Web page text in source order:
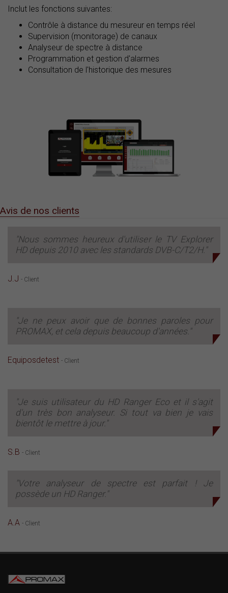
Inclut les fonctions suivantes:
Contrôle à distance du mesureur en temps réel
Supervision (monitorage) de canaux
Analyseur de spectre à distance
Programmation et gestion d'alarmes
Consultation de l'historique des mesures
Avis de nos clients
"Nous sommes heureux d'utiliser le TV Explorer
HD depuis 2010 avec les standards DVB-C/T2/H."
J.J - Client
"Je ne peux avoir que de bonnes paroles pour
PROMAX, et cela depuis beaucoup d'années."
Equiposdetest - Client
"Je suis utilisateur du HD Ranger Eco et il s'agit
d'un très bon analyseur. Si tout va bien je vais
bientôt le mettre à jour."
S.B - Client
"Votre analyseur de spectre est parfait ! Je
possède un HD Ranger."
A.A - Client